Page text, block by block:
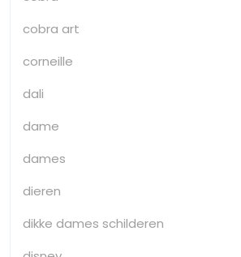
cobra art
corneille
dali
dame
dames
dieren
dikke dames schilderen